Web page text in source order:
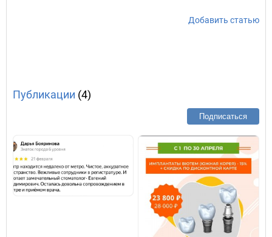
Добавить статью
Публикации (4)
Подписаться